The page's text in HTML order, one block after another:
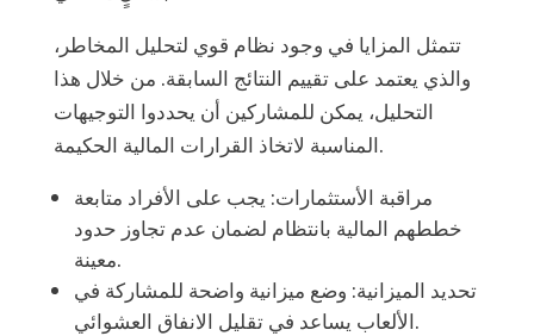
تتمثل المزايا في وجود نظام قوي لتحليل المخاطر،
والذي يعتمد على تقييم النتائج السابقة. من خلال هذا
التحليل، يمكن للمشاركين أن يحددوا التوجيهات
المناسبة لاتخاذ القرارات المالية الحكيمة.
مراقبة الأستثمارات: يجب على الأفراد متابعة
خططهم المالية بانتظام لضمان عدم تجاوز حدود
معينة.
تحديد الميزانية: وضع ميزانية واضحة للمشاركة في
الألعاب يساعد في تقليل الانفاق العشوائي.